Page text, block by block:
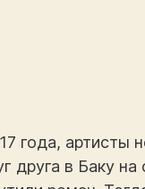
года, артисты
друга в Баку на